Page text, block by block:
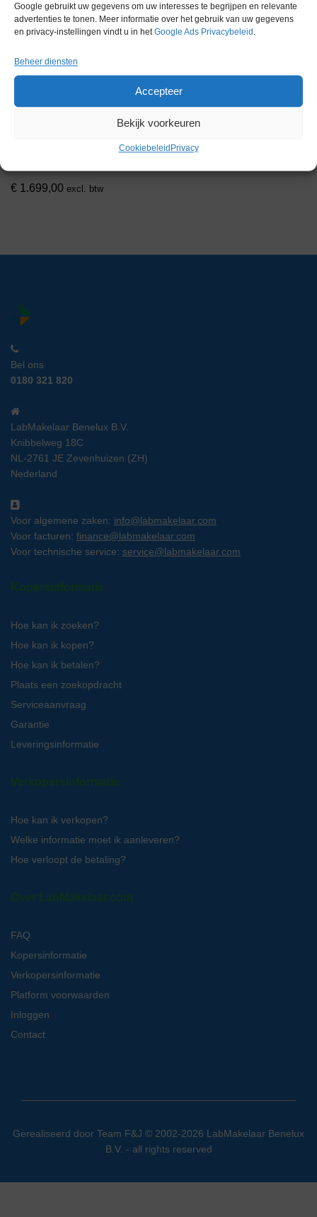
Google gebruikt uw gegevens om uw interesses te begrijpen en relevante
advertenties te tonen. Meer informatie over het gebruik van uw gegevens
en privacy-instellingen vindt u in hetGoogle Ads Privacybeleid .
Beheer diensten
Accepteer
Bekijk voorkeuren
Cookiebeleid Privacy
Erlab Captair Store chemical
€ 1.699,00 excl. btw
Bel ons
0180 321 820
LabMakelaar Benelux B.V.
Knibbelweg 18C
NL-2761 JE Zevenhuizen (ZH)
Nederland
Voor algemene zaken: info@labmakelaar.com
Voor facturen: finance@labmakelaar.com
Voor technische service: service@labmakelaar.com
Kopersinformatie
Hoe kan ik zoeken?
Hoe kan ik kopen?
Hoe kan ik betalen?
Plaats een zoekopdracht
Serviceaanvraag
Garantie
Leveringsinformatie
Verkopersinformatie
Hoe kan ik verkopen?
Welke informatie moet ik aanleveren?
Hoe verloopt de betaling?
Over LabMakelaar.com
FAQ
Kopersinformatie
Verkopersinformatie
Platform voorwaarden
Inloggen
Contact
Gerealiseerd door Team F&J © 2002-2026 LabMakelaar Benelux
B.V. - all rights reserved